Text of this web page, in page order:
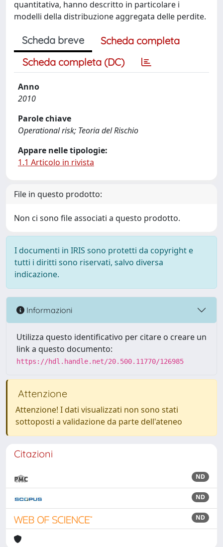
quantitativa, hanno descritto in particolare i
modelli della distribuzione aggregata delle perdite.
Scheda breve
Scheda completa
Scheda completa (DC)
Anno
2010
Parole chiave
Operational risk; Teoria del Rischio
Appare nelle tipologie:
1.1 Articolo in rivista
File in questo prodotto:
Non ci sono file associati a questo prodotto.
I documenti in IRIS sono protetti da copyright e
tutti i diritti sono riservati, salvo diversa
indicazione.
Informazioni
Utilizza questo identificativo per citare o creare un
link a questo documento:
https://hdl.handle.net/20.500.11770/126985
Attenzione
Attenzione! I dati visualizzati non sono stati
sottoposti a validazione da parte dell'ateneo
Citazioni
ND
ND
ND